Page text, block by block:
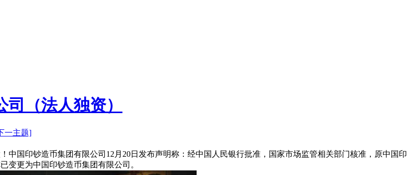
（法人独资）
一主题]
国印钞造币集团有限公司12月20日发布声明称：经中国人民银行批准，国家市场监管相关部门核准，原中国印
变更为中国印钞造币集团有限公司。